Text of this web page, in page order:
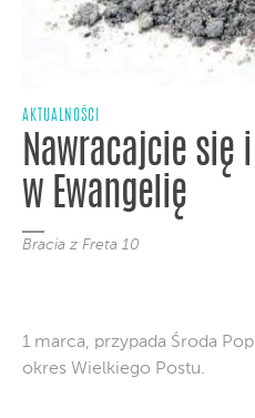
AKTUALNOŚCI
Nawracajcie się
w Ewangelię
Bracia z Freta 10
1 marca, przypada Środa
okres Wielkiego Postu.